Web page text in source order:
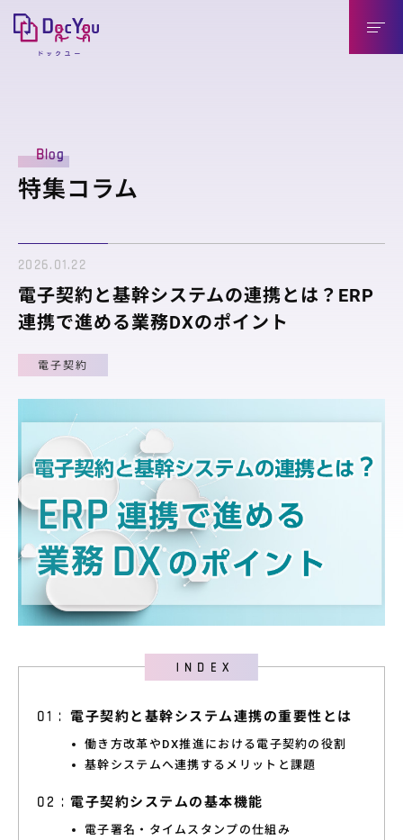
導入のメリット
導入企業様（送信側）
機能紹介
連携製品
導入サポート
取引先展開
サポート
導入事例
導入事例
ユースケース
資料ダウンロード
セミナー情報
特集コラム
Blog
特集コラム
2026.01.22
電子契約と基幹システムの連携とは？ERP
連携で進める業務DXのポイント
電子契約
電子契約と基幹システム連携の重要性とは
働き方改革やDX推進における電子契約の役割
基幹システムへ連携するメリットと課題
電子契約システムの基本機能
電子署名・タイムスタンプの仕組み